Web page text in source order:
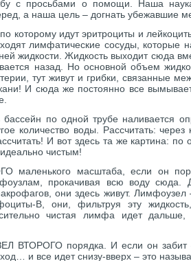
с просьбами о помощи. Наша
а наша цель – догнать убежавшие
которому идут эритроциты и
лимфатические сосуды, которые
жидкости. Жидкость выходит сюда
назад. Но основной объем
тут живут и грибки, связанные
И сюда же постоянно все
по одной трубе наливается
количество воды. Рассчитать:
И вот здесь та же картина: по
чистым!
маленького масштаба, если он
прокачивая всю воду
они здесь живут.
В, они, фильтруя эту
чистая лимфа идет
ВТОРОГО порядка. И если он забит
и все идет снизу-вверх – это